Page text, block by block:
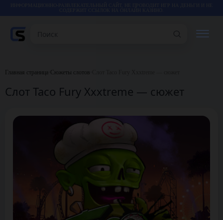
СОДЕРЖИТ ССЫЛОК НА ОНЛАЙН КАЗИНО.
КАЗИНО
Главная страница Сюжеты слотов
Слот Taco Fury Xxxtreme — сюжет